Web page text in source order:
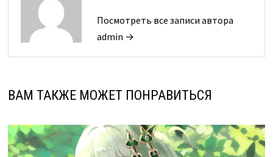
Посмотреть все записи автора
admin →
ВАМ ТАКЖЕ МОЖЕТ ПОНРАВИТЬСЯ